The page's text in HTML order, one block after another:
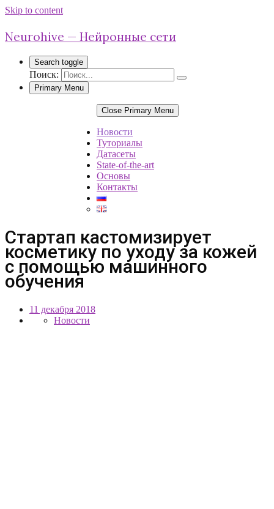
Skip to content
Neurohive — Нейронные сети
Search toggle
Поиск:
Primary Menu
Close Primary Menu
Новости
Туториалы
Датасеты
State-of-the-art
Основы
Контакты
Стартап кастомизирует
косметику по уходу за кожей
с помощью машинного
обучения
11 декабря 2018
Новости